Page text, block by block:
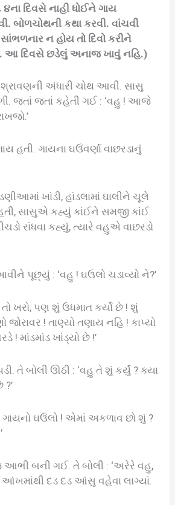
દિવસે નાહી ધોઈને ગાય
બોળચોથની કથા કરવી. વાંચવી
ન હોય તો દિવો કરીને
આ દિવસે છડેલું અનાજ ખાવું નહિ.)
અંધારી ચોથ આવી. સાસુ
જતાં જતાં કહેતી ગઈ : ‘વહુ ! આજે
હતી. ગાયના ઘઉંવર્ણા વાછરડાનું
ખાંડી, હાંડલામાં ઘાલીને ચૂલે
હતી, સાસુએ કહ્યું કાંઈને સમજી કાંઈ.
રાંધવા કહ્યું, ત્યારે વહુએ વાછરડો
પૂછ્યું : ‘વહુ ! ઘઉલો ચડાવ્યો ને?’
તો ખરો, પણ શું ઉધમાત કર્યો છે ! શું
જોરાવર ! તાણ્યો તણાય નહિ ! કાપ્યો
! માંડમાંડ ખાંડ્યો છે !’
તે બોલી ઊઠી : ‘વહુ તે શું કર્યું ? ક્યા
?’
ઘઉંલો ! એમાં અકળાવ છો શું ?
આભી બની ગઈ. તે બોલી : ‘અરેરે વહુ,
દડ દડ આંસુ વહેવા લાગ્યાં.